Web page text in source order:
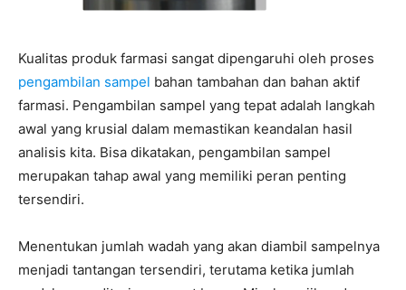
Kualitas produk farmasi sangat dipengaruhi oleh proses
pengambilan sampel bahan tambahan dan bahan aktif
farmasi. Pengambilan sampel yang tepat adalah langkah
awal yang krusial dalam memastikan keandalan hasil
analisis kita. Bisa dikatakan, pengambilan sampel
merupakan tahap awal yang memiliki peran penting
tersendiri.
Menentukan jumlah wadah yang akan diambil sampelnya
menjadi tantangan tersendiri, terutama ketika jumlah